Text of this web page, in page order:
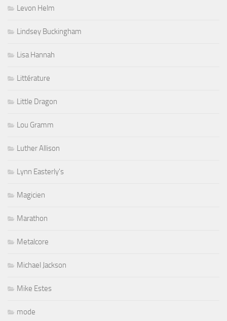
Levon Helm
Lindsey Buckingham
Lisa Hannah
Littérature
Little Dragon
Lou Gramm
Luther Allison
Lynn Easterly's
Magicien
Marathon
Metalcore
Michael Jackson
Mike Estes
mode